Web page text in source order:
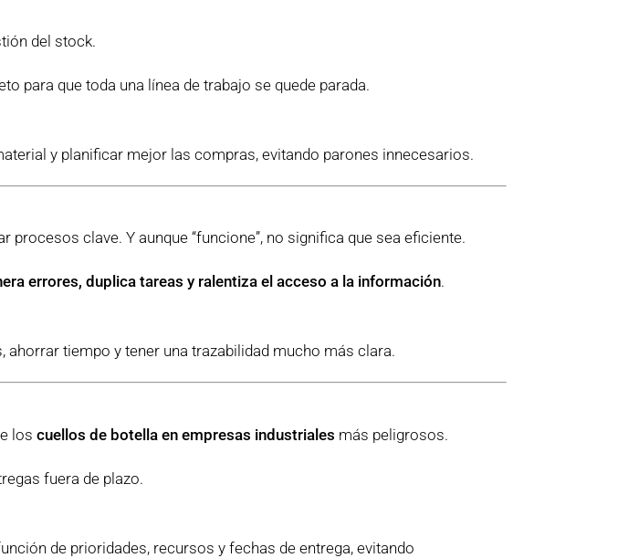
del stock.
para que toda una línea de trabajo se quede parada.
y planificar mejor las compras, evitando parones innecesarios.
clave. Y aunque “funcione”, no significa que sea eficiente.
errores, duplica tareas y ralentiza el acceso a la información.
tiempo y tener una trazabilidad mucho más clara.
los cuellos de botella en empresas industriales más peligrosos.
fuera de plazo.
de prioridades, recursos y fechas de entrega, evitando